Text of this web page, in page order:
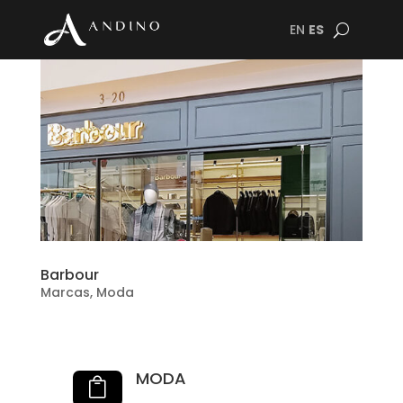
EN ES
Barbour
Marcas, Moda
 MODA